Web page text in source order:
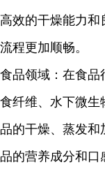
高效的干燥能力和
流程更加顺畅。
食品领域：在食品
食纤维、水下微生
品的干燥、蒸发和
品的营养成分和口